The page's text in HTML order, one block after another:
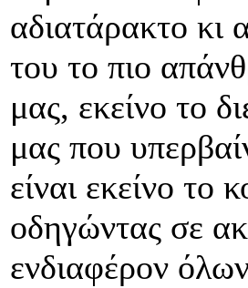
αδιατάρακτο κι
του το πιο
μας, εκείνο το
μας που
είναι εκείνο το
οδηγώντας σε
ενδιαφέρον